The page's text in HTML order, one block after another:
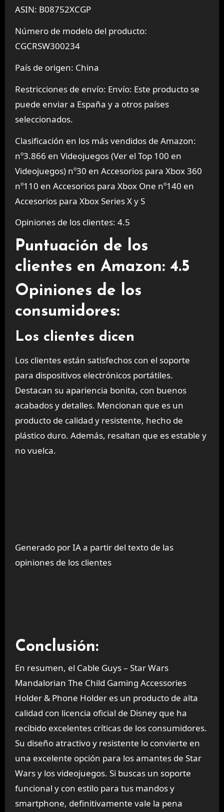
ASIN: B08752XCGP
Número de modelo del producto:
CGCRSW300234
País de origen: China
Restricciones de envío: Envío: Este producto se
puede enviar a España y a otros países
seleccionados.
Clasificación en los más vendidos de Amazon:
nº3.866 en Videojuegos (Ver el Top 100 en
Videojuegos) nº30 en Accesorios para Xbox 360
nº110 en Accesorios para Xbox One nº140 en
Accesorios para Xbox Series X y S
Opiniones de los clientes: 4.5
Puntuación de los
clientes en Amazon: 4.5
Opiniones de los
consumidores:
Los clientes dicen
Los clientes están satisfechos con el soporte
para dispositivos electrónicos portátiles.
Destacan su apariencia bonita, con buenos
acabados y detalles. Mencionan que es un
producto de calidad y resistente, hecho de
plástico duro. Además, resaltan que es estable y
no vuelca.
Generado por IA a partir del texto de las
opiniones de los clientes
Conclusión:
En resumen, el Cable Guys – Star Wars
Mandalorian The Child Gaming Accessories
Holder & Phone Holder es un producto de alta
calidad con licencia oficial de Disney que ha
recibido excelentes críticas de los consumidores.
Su diseño atractivo y resistente lo convierte en
una excelente opción para los amantes de Star
Wars y los videojuegos. Si buscas un soporte
funcional y con estilo para tus mandos y
smartphone, definitivamente vale la pena